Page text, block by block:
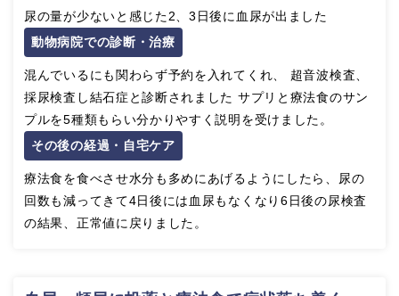
尿の量が少ないと感じた2、3日後に血尿が出ました
動物病院での診断・治療
混んでいるにも関わらず予約を入れてくれ、 超音波検査、
採尿検査し結石症と診断されました サプリと療法食のサン
プルを5種類もらい分かりやすく説明を受けました。
その後の経過・自宅ケア
療法食を食べさせ水分も多めにあげるようにしたら、尿の
回数も減ってきて4日後には血尿もなくなり6日後の尿検査
の結果、正常値に戻りました。